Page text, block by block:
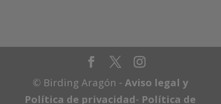
© Birding Aragón -Aviso legal y
Política de privacidad- Política de